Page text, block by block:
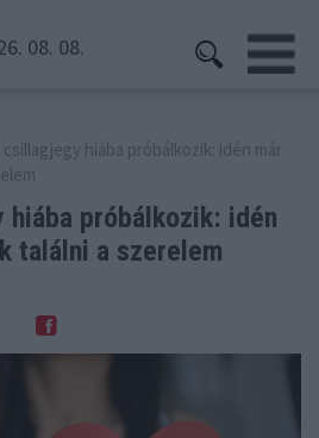
08. 08.
csillagjegy hiába próbálkozik: idén már
hiába próbálkozik: idén
találni a szerelem